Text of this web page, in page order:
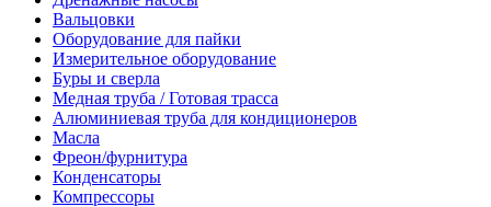
Вальцовки
Оборудование для пайки
Измерительное оборудование
Буры и сверла
Медная труба / Готовая трасса
Алюминиевая труба для кондиционеров
Масла
Фреон/фурнитура
Конденсаторы
Компрессоры